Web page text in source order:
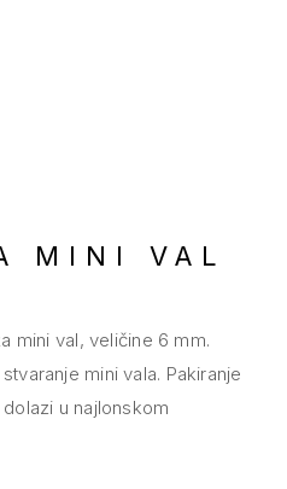
MINI VAL
mini val, veličine 6 mm.
mini vala. Pakiranje
u najlonskom